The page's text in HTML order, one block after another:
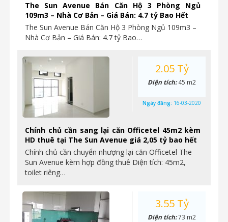
The Sun Avenue Bán Căn Hộ 3 Phòng Ngủ
109m3 – Nhà Cơ Bản – Giá Bán: 4.7 tỷ Bao Hết
The Sun Avenue Bán Căn Hộ 3 Phòng Ngủ 109m3 –
Nhà Cơ Bản – Giá Bán: 4.7 tỷ Bao…
Chính chủ cần sang lại căn Officetel 45m2 kèm
HD thuê tại The Sun Avenue giá 2,05 tỷ bao hết
Chính chủ cần chuyển nhượng lại căn Officetel The
Sun Avenue kèm hợp đồng thuê Diện tích: 45m2,
toilet riêng…
2.05 Tỷ
Diện tích:45 m2
Ngày đăng: 16-03-2020
3.55 Tỷ
Diện tích:73 m2